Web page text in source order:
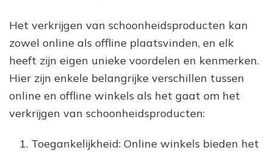
Het verkrijgen van schoonheidsproducten kan
zowel online als offline plaatsvinden, en elk
heeft zijn eigen unieke voordelen en kenmerken.
Hier zijn enkele belangrijke verschillen tussen
online en offline winkels als het gaat om het
verkrijgen van schoonheidsproducten:
Toegankelijkheid: Online winkels bieden het